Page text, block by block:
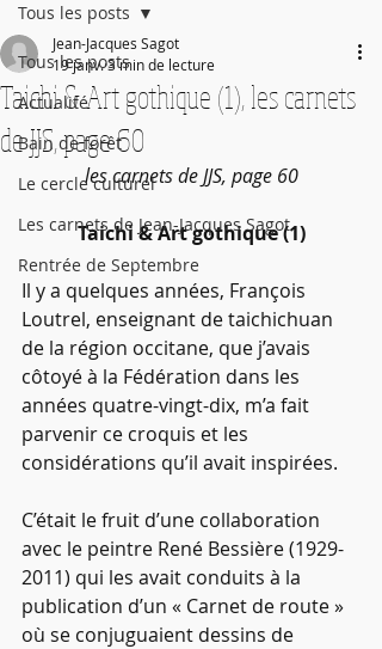
Tous les posts
Actualité
Bain de forêt
Le cercle culturel
Les carnets de Jean-Jacques Sagot
Rentrée de Septembre
Tous les posts
Taichi & Art gothique (1), les carnets
de JJS, page 60
Jean-Jacques Sagot
19 janv.3 min de lecture
les carnets de JJS, page 60
Taichi & Art gothique (1)
Il y a quelques années, François
Loutrel, enseignant de taichichuan
de la région occitane, que j’avais
côtoyé à la Fédération dans les
années quatre-vingt-dix, m’a fait
parvenir ce croquis et les
considérations qu’il avait inspirées.
C’était le fruit d’une collaboration
avec le peintre René Bessière (1929-
2011) qui les avait conduits à la
publication d’un « Carnet de route »
où se conjuguaient dessins de